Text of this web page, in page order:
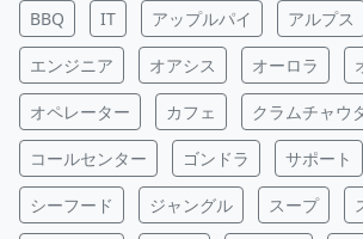
BBQ IT アップルパイ アルプス
エンジニア オアシス オーロラ
オペレーター カフェ クラムチャウ
コールセンター ゴンドラ サポート
シーフード ジャングル スープ